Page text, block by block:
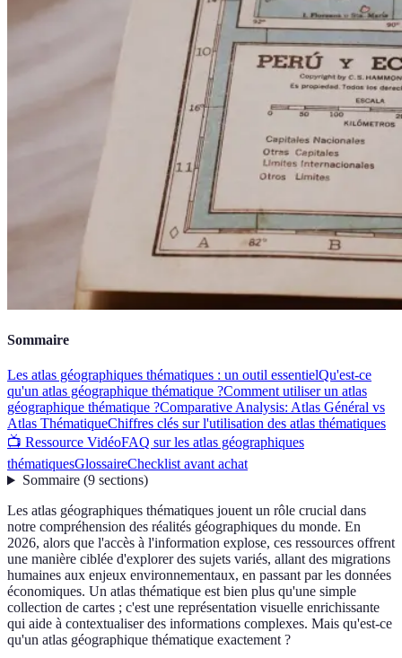
Sommaire
Les atlas géographiques thématiques : un outil essentielQu'est-ce
qu'un atlas géographique thématique ?Comment utiliser un atlas
géographique thématique ?Comparative Analysis: Atlas Général vs
Atlas ThématiqueChiffres clés sur l'utilisation des atlas thématiques
📺 Ressource VidéoFAQ sur les atlas géographiques
thématiquesGlossaireChecklist avant achat
Sommaire(9 sections)
Les atlas géographiques thématiques jouent un rôle crucial dans
notre compréhension des réalités géographiques du monde. En
2026, alors que l'accès à l'information explose, ces ressources offrent
une manière ciblée d'explorer des sujets variés, allant des migrations
humaines aux enjeux environnementaux, en passant par les données
économiques. Un atlas thématique est bien plus qu'une simple
collection de cartes ; c'est une représentation visuelle enrichissante
qui aide à contextualiser des informations complexes. Mais qu'est-ce
qu'un atlas géographique thématique exactement ?